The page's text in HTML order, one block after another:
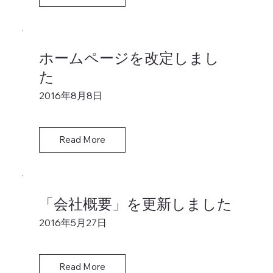
ホームページを改定しまし
た
2016年8月8日
Read More
「会社概要」を更新しました
2016年5月27日
Read More